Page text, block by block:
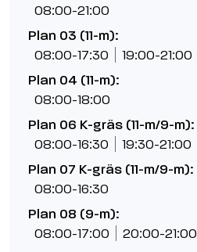
08:00-21:00
Plan 03 (11-m):
08:00-17:30 19:00-21:00
Plan 04 (11-m):
08:00-18:00
Plan 06 K-gräs (11-m/9-m):
08:00-16:30 19:30-21:00
Plan 07 K-gräs (11-m/9-m):
08:00-16:30
Plan 08 (9-m):
08:00-17:00 20:00-21:00